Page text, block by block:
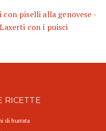
con piselli alla genovese -
Laxerti con i puisci
RICETTE
di burrata